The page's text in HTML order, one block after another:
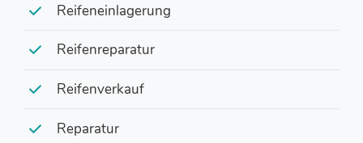
Reifeneinlagerung
Reifenreparatur
Reifenverkauf
Reparatur